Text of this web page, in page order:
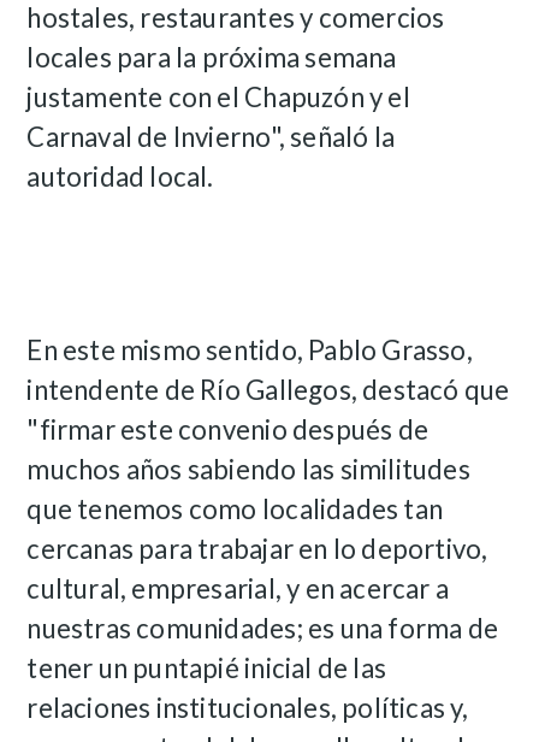
hostales, restaurantes y comercios
locales para la próxima semana
justamente con el Chapuzón y el
Carnaval de Invierno", señaló la
autoridad local.
En este mismo sentido, Pablo Grasso,
intendente de Río Gallegos, destacó que
"firmar este convenio después de
muchos años sabiendo las similitudes
que tenemos como localidades tan
cercanas para trabajar en lo deportivo,
cultural, empresarial, y en acercar a
nuestras comunidades; es una forma de
tener un puntapié inicial de las
relaciones institucionales, políticas y,